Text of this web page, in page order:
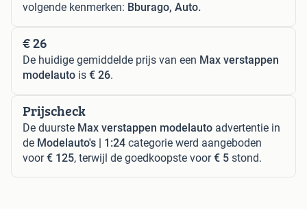
volgende kenmerken: Bburago, Auto.
€ 26
De huidige gemiddelde prijs van een Max verstappen
modelauto is € 26.
Prijscheck
De duurste Max verstappen modelauto advertentie in
de Modelauto's | 1:24 categorie werd aangeboden
voor€ 125, terwijl de goedkoopste voor€ 5 stond.